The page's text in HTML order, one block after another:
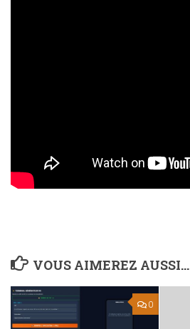
VOUS AIMEREZ AUSSI...
0